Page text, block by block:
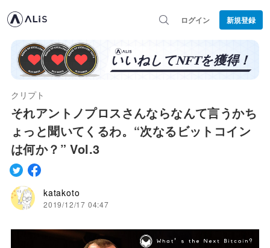
ログイン 新規登録
クリプト
それアントノプロスさんならなんて言うかち
ょっと聞いてくるわ。“次なるビットコイン
は何か？” Vol.3
katakoto
2019/12/17 04:47